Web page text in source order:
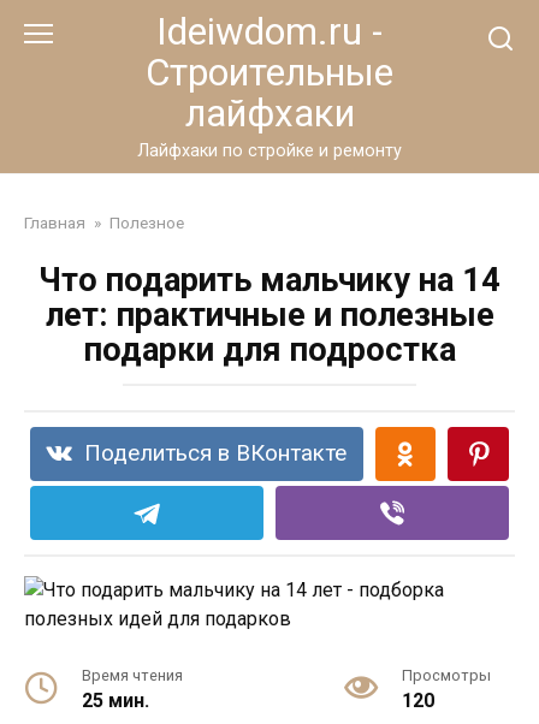
Ideiwdom.ru -
Строительные
лайфхаки
Лайфхаки по стройке и ремонту
Главная » Полезное
Что подарить мальчику на 14
лет: практичные и полезные
подарки для подростка
Поделиться в ВКонтакте
Время чтения
25 мин.
Просмотры
120